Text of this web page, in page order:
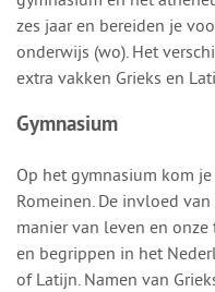
zes jaar en bereiden je
onderwijs (wo). Het
extra vakken Grieks en
Gymnasium
Op het gymnasium kom
Romeinen. De invloed
manier van leven en
en begrippen in het
of Latijn. Namen van